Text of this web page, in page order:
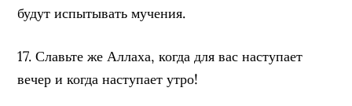
будут испытывать мучения.
17. Славьте же Аллаха, когда для вас наступает
вечер и когда наступает утро!